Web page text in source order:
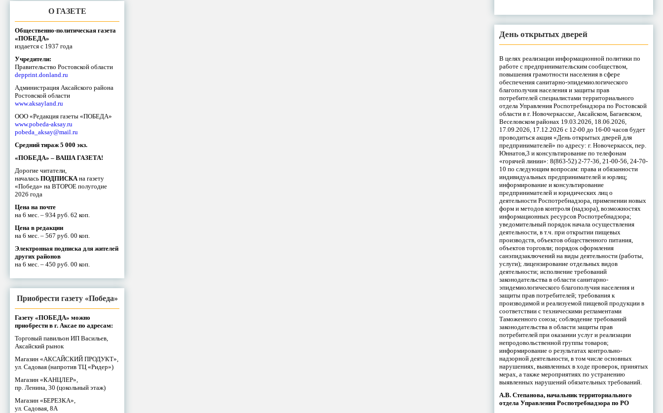
О ГАЗЕТЕ
Общественно-политическая газета
«ПОБЕДА»
издается с 1937 года
Учредители:
Правительство Ростовской области
depprint.donland.ru
Администрация Аксайского района
Ростовской области
www.aksayland.ru
ООО «Редакция газеты «ПОБЕДА»
www.pobeda-aksay.ru
pobeda_aksay@mail.ru
Средний тираж 5 000 экз.
«ПОБЕДА» – ВАША ГАЗЕТА!
Дорогие читатели,
началась ПОДПИСКАна газету
«Победа» на ВТОРОЕ полугодие
2026 года
Цена на почте
на 6 мес. – 934 руб. 62 коп.
Цена в редакции
на 6 мес. – 567 руб. 00 коп.
Электронная подписка для жителей
других районов
на 6 мес. – 450 руб. 00 коп.
Приобрести газету «Победа»
Газету «ПОБЕДА» можно
приобрести в г. Аксае по адресам:
Торговый павильон ИП Васильев,
Аксайский рынок
Магазин «АКСАЙСКИЙ ПРОДУКТ»,
ул. Садовая (напротив ТЦ «Ридер»)
Магазин «КАНЦЛЕР»,
пр. Ленина, 30 (цокольный этаж)
Магазин «БЕРЕЗКА»,
ул. Садовая, 8А
День открытых дверей
В целях реализации информационной политики по
работе с предпринимательским сообществом,
повышения грамотности населения в сфере
обеспечения санитарно-эпидемиологического
благополучия населения и защиты прав
потребителей специалистами территориального
отдела Управления Роспотребнадзора по Ростовской
области в г. Новочеркасске, Аксайском, Багаевском,
Веселовском районах 19.03.2026, 18.06.2026,
17.09.2026, 17.12.2026 с 12-00 до 16-00 часов будет
проводиться акция «День открытых дверей для
предпринимателей» по адресу: г. Новочеркасск, пер.
Юннатов,3 и консультирование по телефонам
«горячей линии»: 8(863-52) 2-77-36, 21-00-56, 24-70-
10 по следующим вопросам: права и обязанности
индивидуальных предпринимателей и юрлиц;
информирование и консультирование
предпринимателей и юридических лиц о
деятельности Роспотребнадзора, применении новых
форм и методов контроля (надзора), возможностях
информационных ресурсов Роспотребнадзора;
уведомительный порядок начала осуществления
деятельности, в т.ч. при открытии пищевых
производств, объектов общественного питания,
объектов торговли; порядок оформления
санэпидзаключений на виды деятельности (работы,
услуги); лицензирование отдельных видов
деятельности; исполнение требований
законодательства в области санитарно-
эпидемиологического благополучия населения и
защиты прав потребителей; требования к
производимой и реализуемой пищевой продукции в
соответствии с техническими регламентами
Таможенного союза; соблюдение требований
законодательства в области защиты прав
потребителей при оказании услуг и реализации
непродовольственной группы товаров;
информирование о результатах контрольно-
надзорной деятельности, в том числе основных
нарушениях, выявленных в ходе проверок, принятых
мерах, а также мероприятиях по устранению
выявленных нарушений обязательных требований.
А.В. Степанова, начальник территориального
отдела Управления Роспотребнадзора по РО